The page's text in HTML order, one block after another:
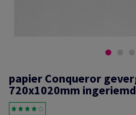
papier Conqueror
720x1020mm ingeriemd